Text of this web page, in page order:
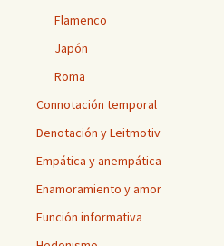
Flamenco
Japón
Roma
Connotación temporal
Denotación y Leitmotiv
Empática y anempática
Enamoramiento y amor
Función informativa